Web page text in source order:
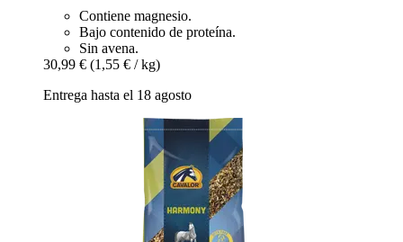
Contiene magnesio.
Bajo contenido de proteína.
Sin avena.
30,99 € (1,55 € / kg)
Entrega hasta el 18 agosto